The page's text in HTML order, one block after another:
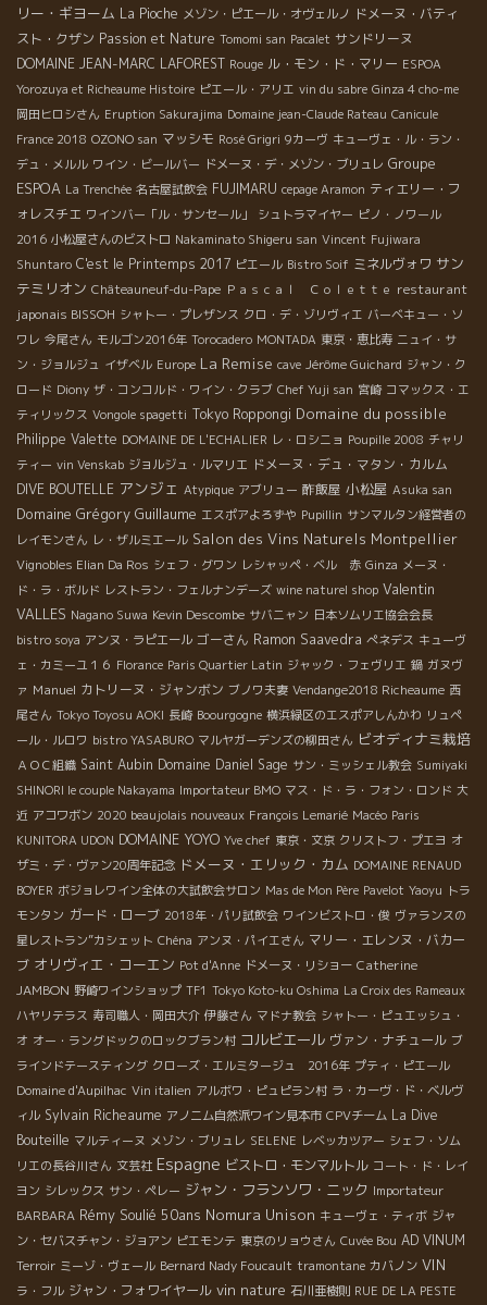
リー・ギヨーム La Pioche メゾン・ピエール・オヴェルノ ドメーヌ・バティ
スト・クザン Passion et Nature Tomomi san Pacalet サンドリーヌ
DOMAINE JEAN-MARC LAFOREST Rouge ル・モン・ド・マリー ESPOA
Yorozuya et Richeaume Histoire ピエール・アリエ vin du sabre Ginza 4 cho-me
岡田ヒロシさん Eruption Sakurajima Domaine jean-Claude Rateau Canicule
France 2018 OZONO san マッシモ Rosé Grigri 9カーヴ キューヴェ・ル・ラン・
デュ・メルル ワイン・ビールバー ドメーヌ・デ・メゾン・ブリュレ Groupe
ESPOA La Trenchée 名古屋試飲会 FUJIMARU cepage Aramon ティエリー・フ
ォレスチエ ワインバー「ル・サンセール」 シュトラマイヤー ピノ・ノワール
2016 小松屋さんのビストロ Nakaminato Shigeru san Vincent Fujiwara
Shuntaro C'est le Printemps 2017 ピエール Bistro Soif ミネルヴォワ サン
テミリオン Châteauneuf-du-Pape Ｐａｓｃａｌ Ｃｏｌｅｔｔｅ restaurant
japonais BISSOH シャトー・プレザンス クロ・デ・ゾリヴィエ バーベキュー・ソ
ワレ 今尾さん モルゴン2016年 Torocadero MONTADA 東京・恵比寿 ニュイ・サ
ン・ジョルジュ イザベル Europe La Remise cave Jérôme Guichard ジャン・ク
ロード Diony ザ・コンコルド・ワイン・クラブ Chef Yuji san 宮崎 コマックス・エ
ティリックス Vongole spagetti Tokyo Roppongi Domaine du possible
Philippe Valette DOMAINE DE L'ECHALIER レ・ロシニョ Poupille 2008 チャリ
ティー vin Venskab ジョルジュ・ルマリエ ドメーヌ・デュ・マタン・カルム
DIVE BOUTELLE アンジェ Atypique アブリュー 酢飯屋 小松屋 Asuka san
Domaine Grégory Guillaume エスポアよろずや Pupillin サンマルタン経営者の
レイモンさん レ・ザルミエール Salon des Vins Naturels Montpellier
Vignobles Elian Da Ros シェフ・グワン レシャッペ・ベル 赤 Ginza メーヌ・
ド・ラ・ボルド レストラン・フェルナンデーズ wine naturel shop Valentin
VALLES Nagano Suwa Kevin Descombe サバニャン 日本ソムリエ協会会長
bistro soya アンヌ・ラピエール ゴーさん Ramon Saavedra ぺネデス キューヴ
ェ・カミーユ１６ Florance Paris Quartier Latin ジャック・フェヴリエ 鍋 ガヌヴ
ァ Manuel カトリーヌ・ジャンボン ブノワ夫妻 Vendange2018 Richeaume 西
尾さん Tokyo Toyosu AOKI 長崎 Boourgogne 横浜緑区のエスポアしんかわ リュペ
ール・ルロワ bistro YASABURO マルヤガーデンズの柳田さん ビオディナミ栽培
ＡＯＣ組織 Saint Aubin Domaine Daniel Sage サン・ミッシェル教会 Sumiyaki
SHINORI le couple Nakayama Importateur BMO マス・ド・ラ・フォン・ロンド 大
近 アコワボン 2020 beaujolais nouveaux François Lemarié Macéo Paris
KUNITORA UDON DOMAINE YOYO Yve chef 東京・文京 クリストフ・プエヨ オ
ザミ・デ・ヴァン20周年記念 ドメーヌ・エリック・カム DOMAINE RENAUD
BOYER ボジョレワイン全体の大試飲会サロン Mas de Mon Père Pavelot Yaoyu トラ
モンタン ガード・ローブ 2018年・パリ試飲会 ワインビストロ・俊 ヴァランスの
星レストラン”カシェット Chéna アンヌ・パイエさん マリー・エレンヌ・バカー
ブ オリヴィエ・コーエン Pot d'Anne ドメーヌ・リショー Catherine
JAMBON 野崎ワインショップ TF1 Tokyo Koto-ku Oshima La Croix des Rameaux
ハヤリテラス 寿司職人・岡田大介 伊藤さん マドナ教会 シャトー・ピュエッシュ・
オ オー・ラングドックのロックブラン村 コルビエール ヴァン・ナチュール ブ
ラインドテースティング クローズ・エルミタージュ 2016年 プティ・ピエール
Domaine d'Aupilhac Vin italien アルボワ・ピュピラン村 ラ・カーヴ・ド・ベルヴ
ィル Sylvain Richeaume アノニム自然派ワイン見本市 CPVチーム La Dive
Bouteille マルティーヌ メゾン・ブリュレ SELENE レベッカツアー シェフ・ソム
リエの長谷川さん 文芸社 Espagne ビストロ・モンマルトル コート・ド・レイ
ヨン シレックス サン・ペレー ジャン・フランソワ・ニック Importateur
BARBARA Rémy Soulié 50ans Nomura Unison キューヴェ・ティボ ジャ
ン・セバスチャン・ジョアン ピエモンテ 東京のリョウさん Cuvée Bou AD VINUM
Terroir ミーゾ・ヴェール Bernard Nady Foucault tramontane カバノン VIN
ラ・フル ジャン・フォワイヤール vin nature 石川亜樹則 RUE DE LA PESTE